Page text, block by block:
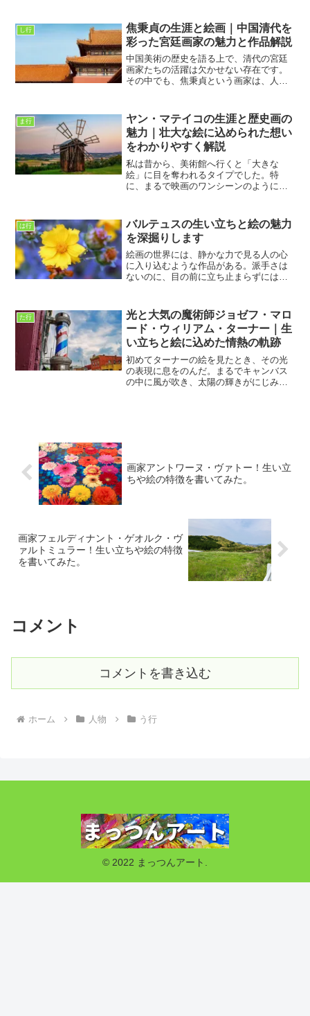
も、私が静かに惹かれていった画家がペ
ルジーノです。派手さはな...
し行
焦秉貞の生涯と絵画｜中国清代を
彩った宮廷画家の魅力と作品解説
中国美術の歴史を語る上で、清代の宮廷
画家たちの活躍は欠かせない存在です。
その中でも、焦秉貞という画家は、人物
今回は、焦秉貞の生い立ちから彼の代表
的な作品、そして絵の特徴...
ま行
ヤン・マテイコの生涯と歴史画の
魅力｜壮大な絵に込められた想い
をわかりやすく解説
私は昔から、美術館へ行くと「大きな
絵」に目を奪われるタイプでした。特
に、まるで映画のワンシーンのように
ような気持ちになります。そんな私が最
近とても心を動かされた画家が、...
は行
バルテュスの生い立ちと絵の魅力
を深掘りします
絵画の世界には、静かな力で見る人の心
に入り込むような作品がある。派手さは
ないのに、目の前に立ち止まらずにはい
き寄せられた。車椅子を使うようになっ
てから、外に出る機会は以...
た行
光と大気の魔術師ジョゼフ・マロ
ード・ウィリアム・ターナー｜生
い立ちと絵に込めた情熱の軌跡
初めてターナーの絵を見たとき、その光
の表現に息をのんだ。まるでキャンバス
の中に風が吹き、太陽の輝きがにじみ出
画家アントワーヌ・ヴァトー！生い立
ちや絵の特徴を書いてみた。
画家フェルディナント・ゲオルク・ヴ
ァルトミュラー！生い立ちや絵の特徴
を書いてみた。
コメント
コメントを書き込む
ホーム 人物 う行
© 2022 まっつんアート.